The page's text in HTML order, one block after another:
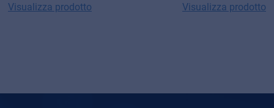
Visualizza prodotto Visualizza prodotto